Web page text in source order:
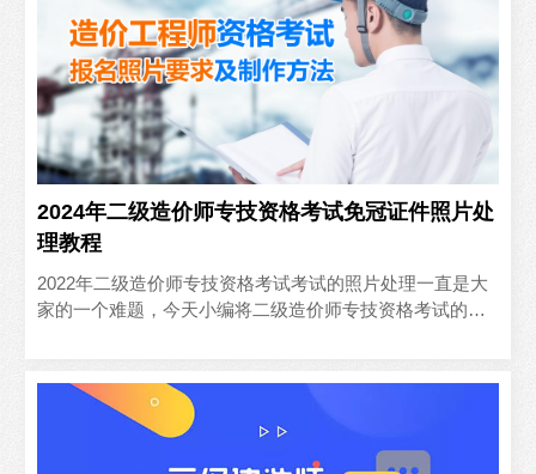
2024年二级造价师专技资格考试免冠证件照片处
理教程
2022年二级造价师专技资格考试考试的照片处理一直是大
家的一个难题，今天小编将二级造价师专技资格考试的信